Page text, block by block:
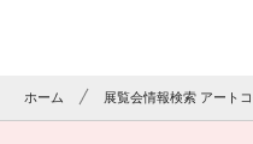
ホーム 展覧会情報検索 アート